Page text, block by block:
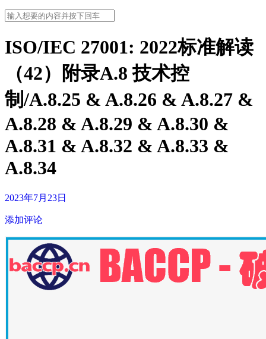
ISO/IEC 27001: 2022标准解读
（42）附录A.8 技术控
制/A.8.25 & A.8.26 & A.8.27 &
A.8.28 & A.8.29 & A.8.30 &
A.8.31 & A.8.32 & A.8.33 &
A.8.34
2023年7月23日
添加评论